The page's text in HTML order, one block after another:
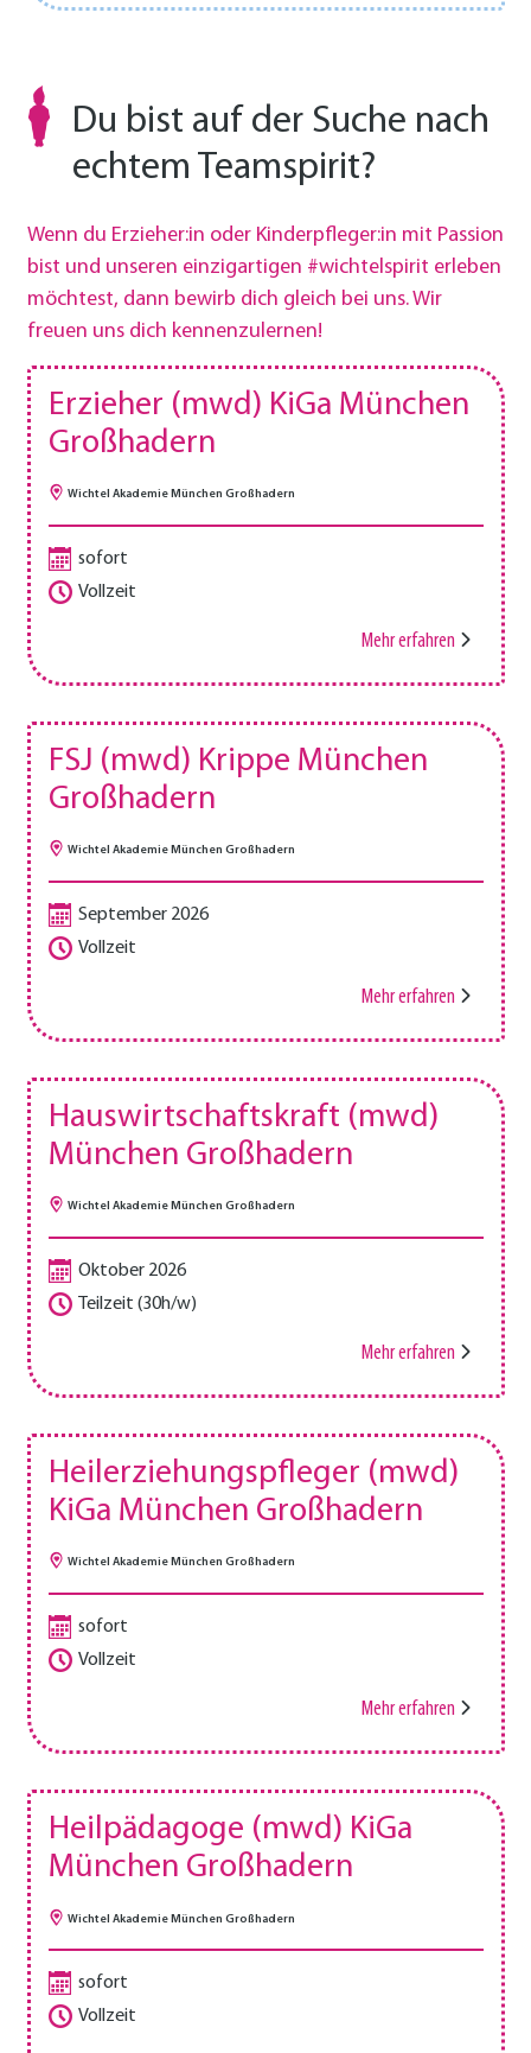
Du bist auf der Suche nach
echtem Teamspirit?
Wenn du Erzieher:in oder Kinderpfleger:in mit Passion
bist und unseren einzigartigen #wichtelspirit erleben
möchtest, dann bewirb dich gleich bei uns. Wir
freuen uns dich kennenzulernen!
Erzieher (mwd) KiGa München
Großhadern
Wichtel Akademie München Großhadern
sofort
Vollzeit
Mehr erfahren
FSJ (mwd) Krippe München
Großhadern
Wichtel Akademie München Großhadern
September 2026
Vollzeit
Mehr erfahren
Hauswirtschaftskraft (mwd)
München Großhadern
Wichtel Akademie München Großhadern
Oktober 2026
Teilzeit (30h/w)
Mehr erfahren
Heilerziehungspfleger (mwd)
KiGa München Großhadern
Wichtel Akademie München Großhadern
sofort
Vollzeit
Mehr erfahren
Heilpädagoge (mwd) KiGa
München Großhadern
Wichtel Akademie München Großhadern
sofort
Vollzeit